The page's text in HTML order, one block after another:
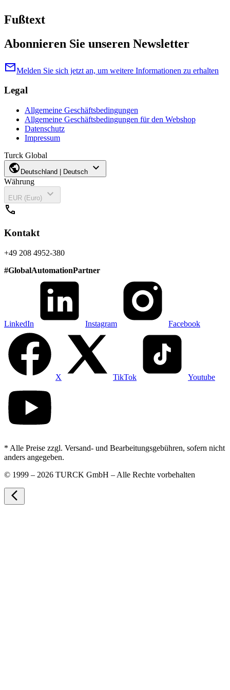
Fußtext
Abonnieren Sie unseren Newsletter
mailMelden Sie sich jetzt an, um weitere Informationen zu erhalten
Legal
Allgemeine Geschäftsbedingungen
Allgemeine Geschäftsbedingungen für den Webshop
Datenschutz
Impressum
Turck Global
public Deutschland | Deutsch expand_more
Währung
EUR (Euro)
expand_more
call
Kontakt
+49 208 4952-380
#GlobalAutomationPartner
LinkedIn Instagram Facebook
X TikTok Youtube
* Alle Preise zzgl. Versand- und Bearbeitungsgebühren, sofern nicht
anders angegeben.
© 1999 – 2026 TURCK GmbH – Alle Rechte vorbehalten
arrow_back_ios_new